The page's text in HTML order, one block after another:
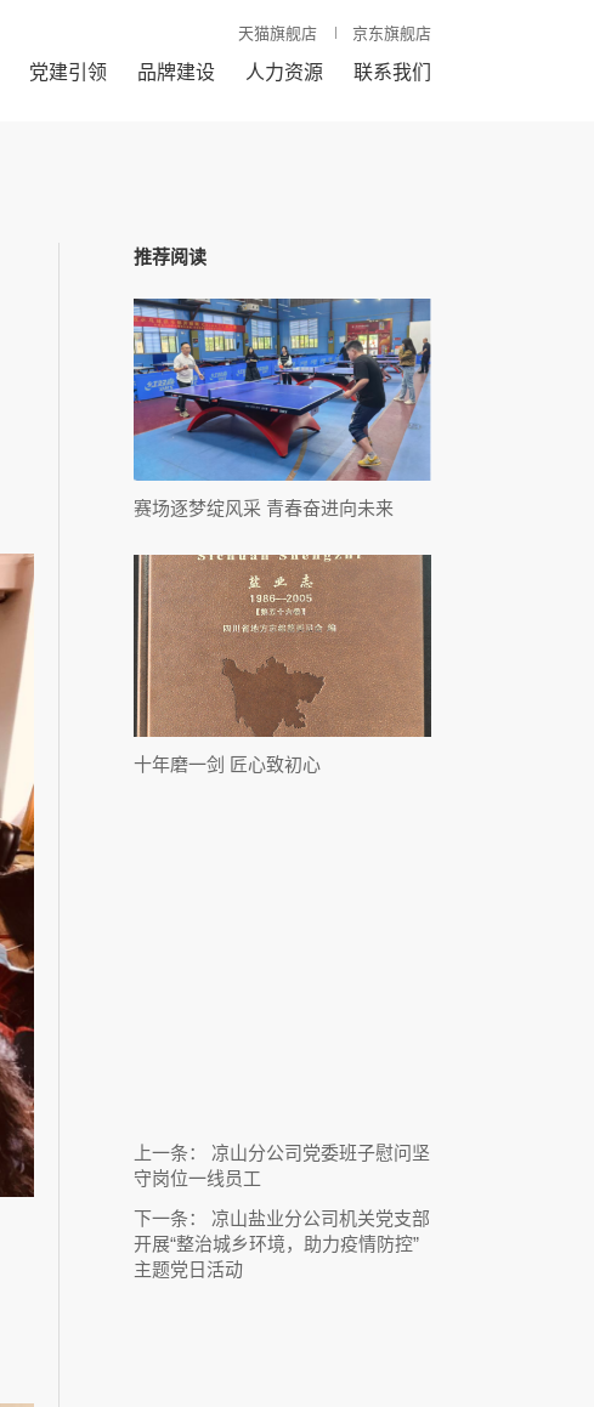
天猫旗舰店 京东旗舰店
党建引领 品牌建设 人力资源 联系我们
推荐阅读
赛场逐梦绽风采 青春奋进向未来
十年磨一剑 匠心致初心
上一条：
凉山分公司党委班子慰问坚
守岗位一线员工
下一条：
凉山盐业分公司机关党支部
开展“整治城乡环境，助力疫情防控”
主题党日活动